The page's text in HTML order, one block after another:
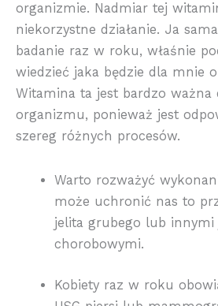
organizmie. Nadmiar tej
niekorzystne działanie. Ja
badanie raz w roku, właśnie
wiedzieć jaka będzie dla mnie
Witamina ta jest bardzo ważna
organizmu, ponieważ jest
szereg różnych procesów.
Warto rozważyć
może uchronić nas to
jelita grubego lub innymi
chorobowymi.
Kobiety raz w roku